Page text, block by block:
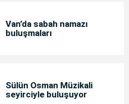
Van’da sabah namazı
buluşmaları
Sülün Osman Müzikali
seyirciyle buluşuyor